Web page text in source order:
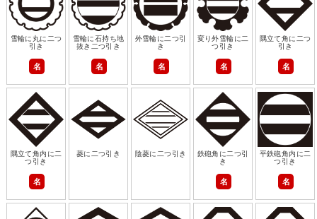
雪輪に丸に二つ
引き
名
雪輪に石持ち地
抜き二つ引き
名
外雪輪に二つ引
き
名
変り外雪輪に二
つ引き
名
隅立て角に二つ
引き
名
隅立て角内に二
つ引き
名
菱に二つ引き 陰菱に二つ引き
鉄砲角に二つ引
き
名
平鉄砲角内に二
つ引き
名